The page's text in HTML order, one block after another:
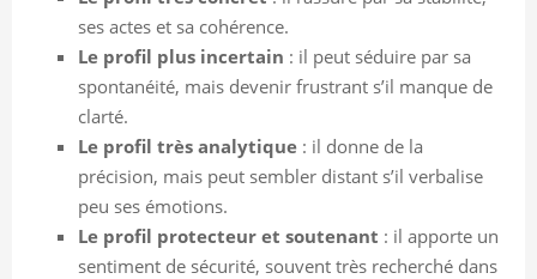
ses actes et sa cohérence.
Le profil plus incertain : il peut séduire par sa
spontanéité, mais devenir frustrant s’il manque de
clarté.
Le profil très analytique : il donne de la
précision, mais peut sembler distant s’il verbalise
peu ses émotions.
Le profil protecteur et soutenant : il apporte un
sentiment de sécurité, souvent très recherché dans